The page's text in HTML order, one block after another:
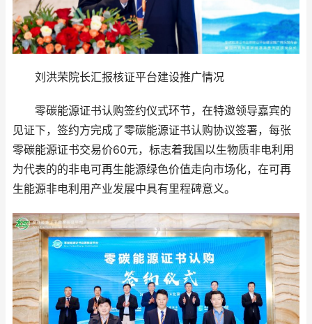
刘洪荣院长汇报核证平台建设推广情况
零碳能源证书认购签约仪式环节，在特邀领导嘉宾的
见证下，签约方完成了零碳能源证书认购协议签署，每张
零碳能源证书交易价60元，标志着我国以生物质非电利用
为代表的的非电可再生能源绿色价值走向市场化，在可再
生能源非电利用产业发展中具有里程碑意义。